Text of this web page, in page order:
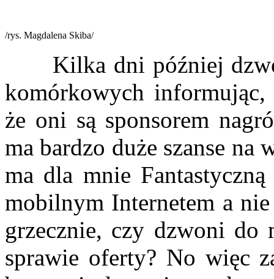
/rys. Magdalena Skiba/
Kilka dni później
komórkowych
że oni są sponsorem
ma bardzo duże szanse
ma dla mnie
mobilnym Internetem a
grzecznie, czy dzwoni
sprawie oferty? No więc